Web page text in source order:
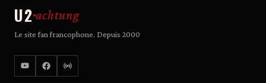
U2 achtung
Le site fan francophone. Depuis 2000